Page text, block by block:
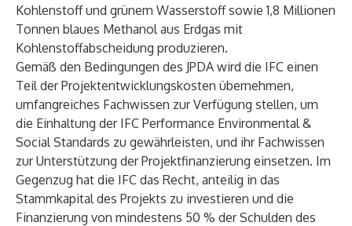
Kohlenstoff und grünem Wasserstoff sowie 1,8 Millionen
Tonnen blaues Methanol aus Erdgas mit
Kohlenstoffabscheidung produzieren.
Gemäß den Bedingungen des JPDA wird die IFC einen
Teil der Projektentwicklungskosten übernehmen,
umfangreiches Fachwissen zur Verfügung stellen, um
die Einhaltung der IFC Performance Environmental &
Social Standards zu gewährleisten, und ihr Fachwissen
zur Unterstützung der Projektfinanzierung einsetzen. Im
Gegenzug hat die IFC das Recht, anteilig in das
Stammkapital des Projekts zu investieren und die
Finanzierung von mindestens 50 % der Schulden des